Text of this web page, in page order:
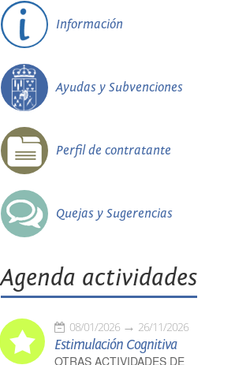
Información
Ayudas y Subvenciones
Perfil de contratante
Quejas y Sugerencias
Agenda actividades
08/01/2026 26/11/2026
Estimulación Cognitiva
OTRAS ACTIVIDADES DE